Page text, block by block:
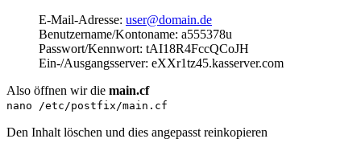
E-Mail-Adresse: user@domain.de
Benutzername/Kontoname: a555378u
Passwort/Kennwort: tAI18R4FccQCoJH
Ein-/Ausgangsserver: eXXr1tz45.kasserver.com
Also öffnen wir die main.cf
nano /etc/postfix/main.cf
Den Inhalt löschen und dies angepasst reinkopieren